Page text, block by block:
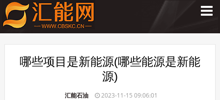
哪些项目是新能源(哪些能源是新能
源)
汇能石油 2023-11-15 09:06:01